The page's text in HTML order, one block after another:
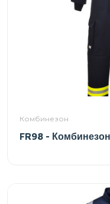
Комбинезон
FR98 -